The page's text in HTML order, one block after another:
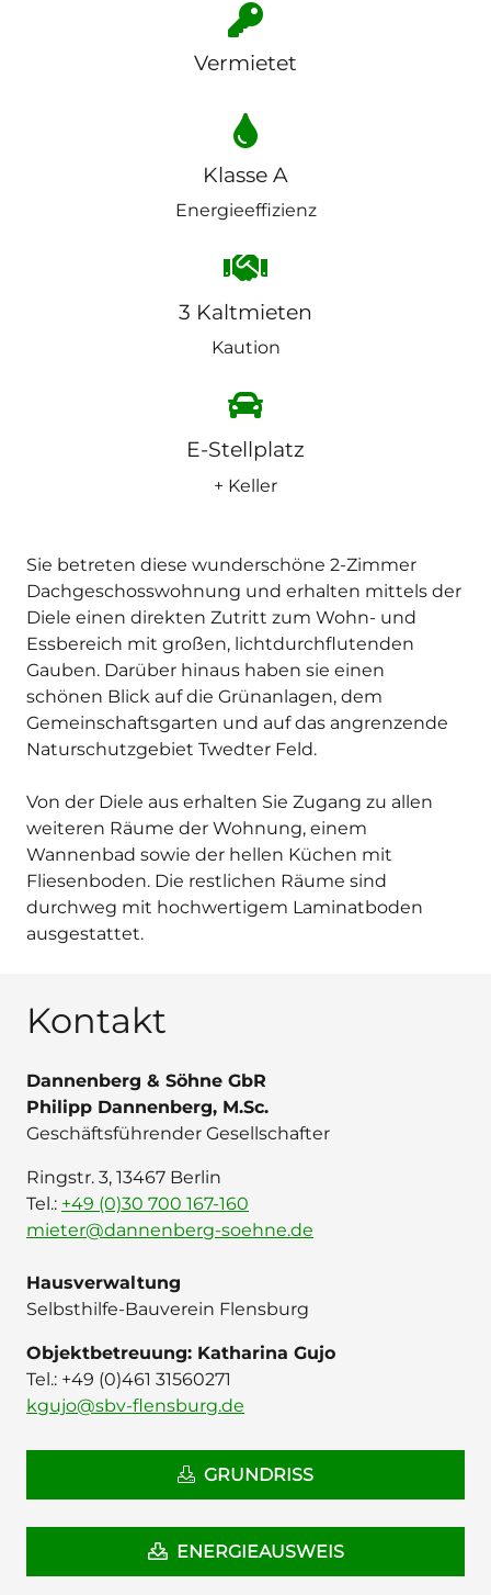
Vermietet
Klasse A
Energieeffizienz
3 Kaltmieten
Kaution
E-Stellplatz
+ Keller
Sie betreten diese wunderschöne 2-Zimmer
Dachgeschosswohnung und erhalten mittels der
Diele einen direkten Zutritt zum Wohn- und
Essbereich mit großen, lichtdurchflutenden
Gauben. Darüber hinaus haben sie einen
schönen Blick auf die Grünanlagen, dem
Gemeinschaftsgarten und auf das angrenzende
Naturschutzgebiet Twedter Feld.
Von der Diele aus erhalten Sie Zugang zu allen
weiteren Räume der Wohnung, einem
Wannenbad sowie der hellen Küchen mit
Fliesenboden. Die restlichen Räume sind
durchweg mit hochwertigem Laminatboden
ausgestattet.
Kontakt
Dannenberg & Söhne GbR
Philipp Dannenberg, M.Sc.
Geschäftsführender Gesellschafter
Ringstr. 3, 13467 Berlin
Tel.: +49 (0)30 700 167-160
mieter@dannenberg-soehne.de
Hausverwaltung
Selbsthilfe-Bauverein Flensburg
Objektbetreuung: Katharina Gujo
Tel.: ‭+49 (0)461 31560271
kgujo@sbv-flensburg.de
GRUNDRISS
ENERGIEAUSWEIS